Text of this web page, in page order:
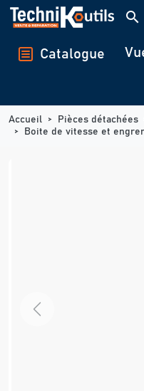
Panneau de gestion des
search
Catalogue
Accueil Pièces détachées
Boite de vitesse et
Previous